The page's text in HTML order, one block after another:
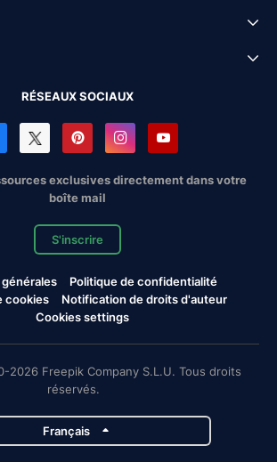
RÉSEAUX SOCIAUX
exclusives directement dans votre
boîte mail
S'inscrire
Politique de confidentialité
cookies
Notification de droits d'auteur
Cookies settings
2026 Freepik Company S.L.U. Tous droits
réservés.
Français